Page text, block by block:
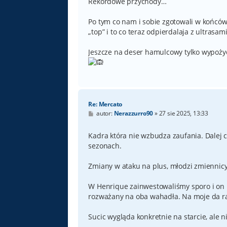
Po tym co nam i sobie zgotowali w
„top” i to co teraz odpierdalaja z
Jeszcze na deser hamulcowy tylko
Re: Mercato
P
t
autor: Nerazzurro90»27 sie 2025, 13:33
Kadra która nie wzbudza zaufania. Dalej
sezonach.
Zmiany w ataku na plus, młodzi
W Henrique zainwestowaliśmy sporo i
rozważany na oba wahadła. Na moje da
Sucic wygląda konkretnie na starcie, ale